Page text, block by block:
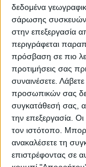
δεδομένα
σάρωσης συσκευών.
στην επεξεργασία
περιγράφεται
πρόσβαση σε πιο
προτιμήσεις σας
συναινέσετε.
προσωπικών σας
συγκατάθεσή σας,
την επεξεργασία.
τον ιστότοπο.
ανακαλέσετε τη
επιστρέφοντας σε